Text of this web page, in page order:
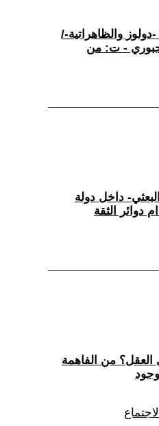
والظاهراتية-/
- ت: من
البعثي- داخل دولة
الثقة
العقل؟ من الفاهمة